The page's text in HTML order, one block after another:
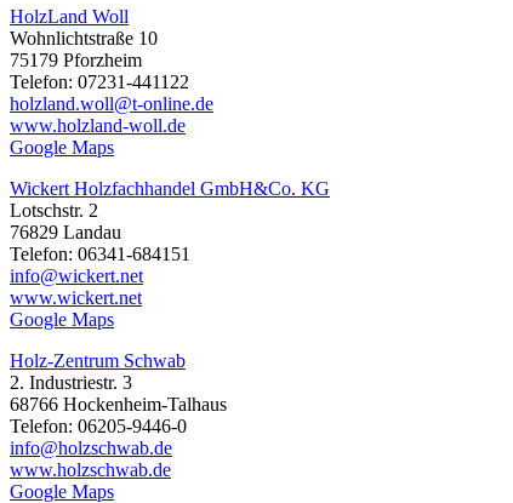
HolzLand Woll
Wohnlichtstraße 10
75179 Pforzheim
Telefon: 07231-441122
holzland.woll@t-online.de
www.holzland-woll.de
Google Maps
Wickert Holzfachhandel GmbH&Co. KG
Lotschstr. 2
76829 Landau
Telefon: 06341-684151
info@wickert.net
www.wickert.net
Google Maps
Holz-Zentrum Schwab
2. Industriestr. 3
68766 Hockenheim-Talhaus
Telefon: 06205-9446-0
info@holzschwab.de
www.holzschwab.de
Google Maps